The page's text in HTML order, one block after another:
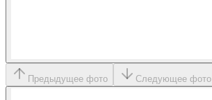
Предыдущее фото Следующее фото